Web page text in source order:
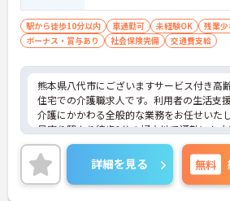
駅から徒歩10分以内 車通勤可 未経験OK 残業少
ボーナス・賞与あり
社会保険完備 交通費支給
熊本県八代市にございますサービス付き高
住宅での介護職求人です。利用者の生活支
介護にかかわる全般的な業務をお任せいた
最寄り駅より徒歩1分の好立地で通勤にも
です。未経験の方もチャレンジOK♪ご興味
には、面接対策ポイントなど、さらに詳細を
いたしますのでお気軽にご相談ください！
詳細を見る 無料